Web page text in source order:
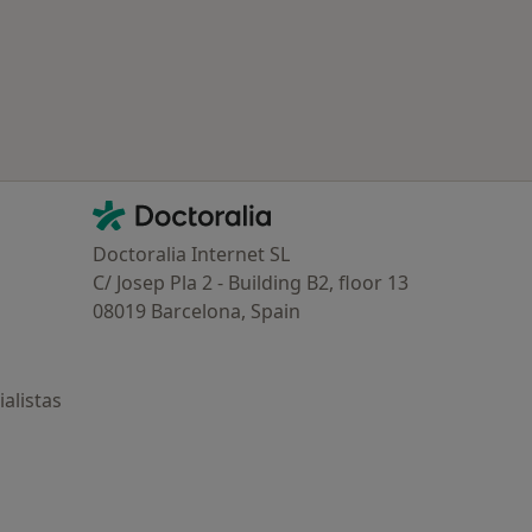
Contacto
Doctoralia - Página de inicio
Doctoralia Internet SL
C/ Josep Pla 2 - Building B2, floor 13
08019 Barcelona, Spain